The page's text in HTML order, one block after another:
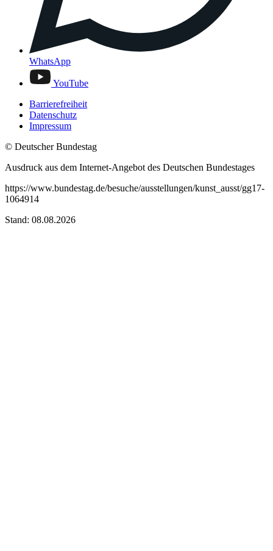
WhatsApp
YouTube
Barrierefreiheit
Datenschutz
Impressum
© Deutscher Bundestag
Ausdruck aus dem Internet-Angebot des Deutschen Bundestages
https://www.bundestag.de/besuche/ausstellungen/kunst_ausst/gg17-
1064914
Stand: 08.08.2026